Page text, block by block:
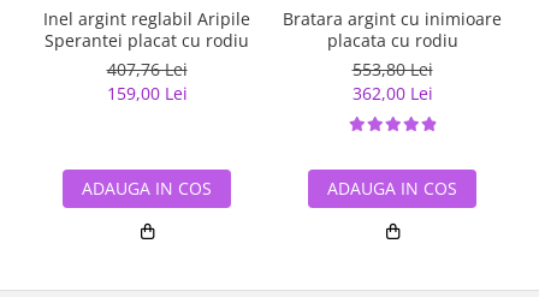
Inel argint reglabil Aripile
Sperantei placat cu rodiu
407,76 Lei
159,00 Lei
ADAUGA IN COS
Bratara argint cu inimioare
placata cu rodiu
553,80 Lei
362,00 Lei
ADAUGA IN COS